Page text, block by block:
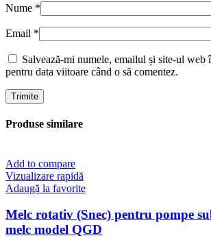
Nume *
Email *
Salvează-mi numele, emailul și site-ul web
pentru data viitoare când o să comentez.
Produse similare
Add to compare
Vizualizare rapidă
Adaugă la favorite
Melc rotativ (Snec) pentru pompe
melc model QGD